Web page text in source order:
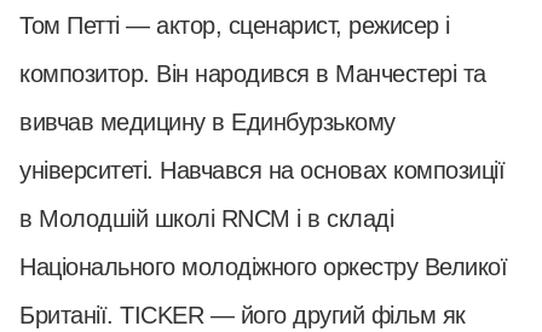
Том Петті — актор, сценарист, режисер і
композитор. Він народився в Манчестері та
вивчав медицину в Единбурзькому
університеті. Навчався на основах композиції
в Молодшій школі RNCM і в складі
Національного молодіжного оркестру Великої
Британії. TICKER — його другий фільм як